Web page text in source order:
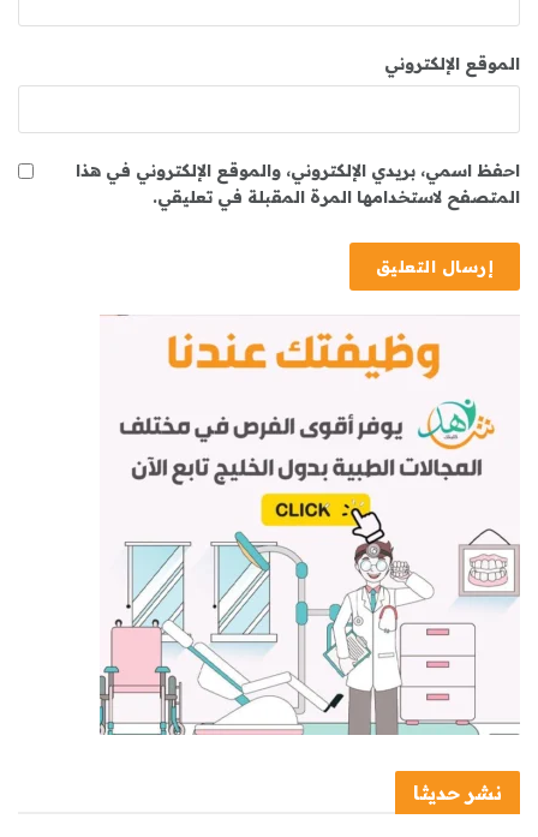
الموقع الإلكتروني
احفظ اسمي، بريدي الإلكتروني، والموقع الإلكتروني في هذا
المتصفح لاستخدامها المرة المقبلة في تعليقي.
نشر حديثا